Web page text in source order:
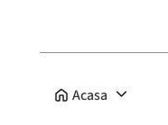
Acasa